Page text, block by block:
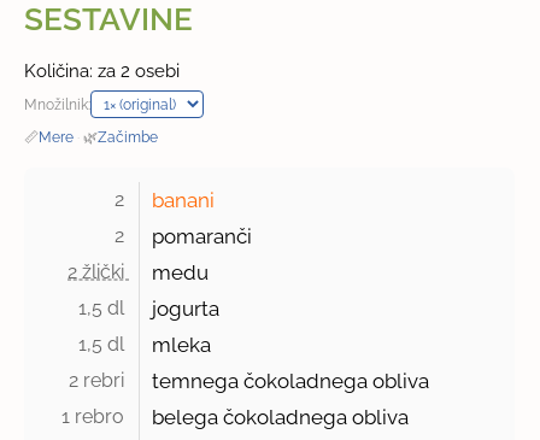
SESTAVINE
Količina: za 2 osebi
Množilnik:
📏Mere · 🌿Začimbe
2 banani
2 pomaranči
2 žlički medu
1,5 dl jogurta
1,5 dl mleka
2 rebri temnega čokoladnega obliva
1 rebro belega čokoladnega obliva